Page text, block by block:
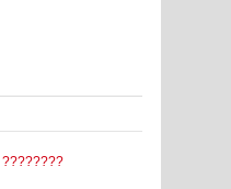
????????